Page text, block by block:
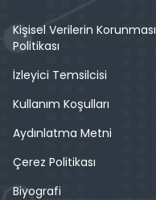
Kişisel Verilerin Korunması
Politikası
İzleyici Temsilcisi
Kullanım Koşulları
Aydınlatma Metni
Çerez Politikası
Biyografi